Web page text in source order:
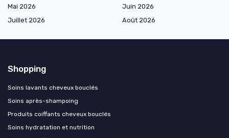
Mai 2026
Juin 2026
Juillet 2026
Août 2026
Shopping
Soins lavants cheveux bouclés
Soins après-shampoing
Produits coiffants cheveux bouclés
Soins hydratation et nutrition